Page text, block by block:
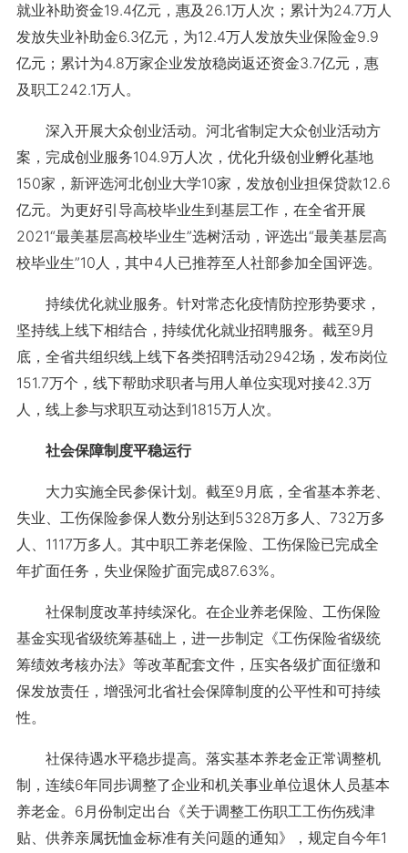
就业补助资金19.4亿元，惠及26.1万人次；累计为24.7万人
发放失业补助金6.3亿元，为12.4万人发放失业保险金9.9
亿元；累计为4.8万家企业发放稳岗返还资金3.7亿元，惠
及职工242.1万人。
深入开展大众创业活动。河北省制定大众创业活动方
案，完成创业服务104.9万人次，优化升级创业孵化基地
150家，新评选河北创业大学10家，发放创业担保贷款12.6
亿元。为更好引导高校毕业生到基层工作，在全省开展
2021“最美基层高校毕业生”选树活动，评选出“最美基层高
校毕业生”10人，其中4人已推荐至人社部参加全国评选。
持续优化就业服务。针对常态化疫情防控形势要求，
坚持线上线下相结合，持续优化就业招聘服务。截至9月
底，全省共组织线上线下各类招聘活动2942场，发布岗位
151.7万个，线下帮助求职者与用人单位实现对接42.3万
人，线上参与求职互动达到1815万人次。
社会保障制度平稳运行
大力实施全民参保计划。截至9月底，全省基本养老、
失业、工伤保险参保人数分别达到5328万多人、732万多
人、1117万多人。其中职工养老保险、工伤保险已完成全
年扩面任务，失业保险扩面完成87.63%。
社保制度改革持续深化。在企业养老保险、工伤保险
基金实现省级统筹基础上，进一步制定《工伤保险省级统
筹绩效考核办法》等改革配套文件，压实各级扩面征缴和
保发放责任，增强河北省社会保障制度的公平性和可持续
性。
社保待遇水平稳步提高。落实基本养老金正常调整机
制，连续6年同步调整了企业和机关事业单位退休人员基本
养老金。6月份制定出台《关于调整工伤职工工伤伤残津
贴、供养亲属抚恤金标准有关问题的通知》，规定自今年1